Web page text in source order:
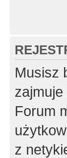
Musisz
Forum
z